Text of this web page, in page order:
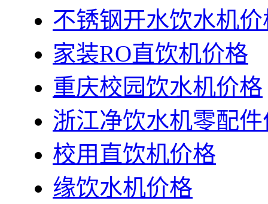
不锈钢开水饮水机价
家装RO直饮机价格
重庆校园饮水机价格
浙江净饮水机零配
校用直饮机价格
缘饮水机价格